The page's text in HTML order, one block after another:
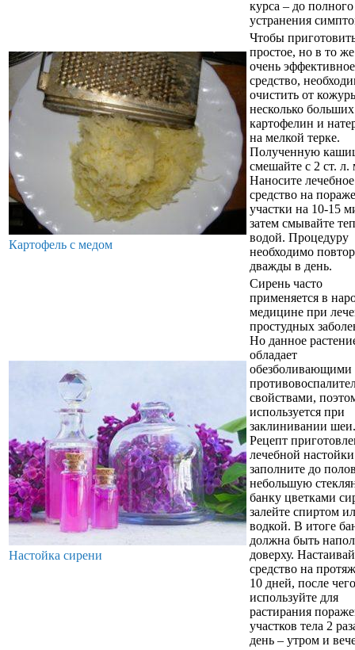
курса – до полного
устранения
Картофель с медом
Чтобы
простое, но в то
очень эффективное
средство,
очистить от
несколько больших
картофелин и
на мелкой терке.
Полученную
смешайте с 2 ст. л.
Наносите лечебное
средство на
участки на 10-15
затем смывайте
водой. Процедуру
необходимо
дважды в день.
Настойка сирени
Сирень часто
применяется в
медицине при
простудных
Но данное
обладает
обезболивающими
свойствами,
используется при
заклинивании шеи.
Рецепт
лечебной
заполните до
небольшую
банку цветками
залейте спиртом
водкой. В итоге
должна быть
доверху.
средство на
10 дней, после чего
используйте для
растирания
участков тела 2
день – утром и